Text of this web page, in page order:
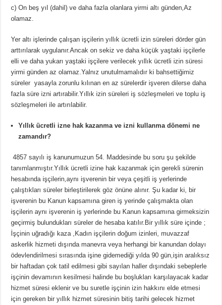
c) On beş yıl (dahil) ve daha fazla olanlara yirmi altı günden,Az
olamaz.
Yer altı işlerinde çalışan işçilerin yıllık ücretli izin süreleri dörder gün
arttırılarak uygulanır.Ancak on sekiz ve daha küçük yaştaki işçilerle
elli ve daha yukarı yaştaki işçilere verilecek yıllık ücretli izin süresi
yirmi günden az olamaz.Yalnız unutulmamalıdır ki bahsettiğimiz
süreler yasayla zorunlu kılınan en az sürelerdir işveren dilerse daha
fazla süre izni artırabilir.Yıllık izin süreleri iş sözleşmeleri ve toplu iş
sözleşmeleri ile artırılabilir.
Yıllık ücretli izne hak kazanma ve izni kullanma dönemi ne
zamandır?
4857 sayılı iş kanunumuzun 54. Maddesinde bu soru şu şekilde
tanımlanmıştır.Yıllık ücretli izine hak kazanmak için gerekli sürenin
hesabında işçilerin,aynı işverenin bir veya çeşitli iş yerlerinde
çalıştıkları süreler birleştirilerek göz önüne alınır. Şu kadar ki, bir
işverenin bu Kanun kapsamına giren iş yerinde çalışmakta olan
işçilerin aynı işverenin iş yerlerinde bu Kanun kapsamına girmeksizin
geçirmiş bulundukları süreler de hesaba katılır.Bir yıllık süre içinde ;
İşçinin uğradığı kaza ,Kadın işçilerin doğum izinleri, muvazzaf
askerlik hizmeti dışında manevra veya herhangi bir kanundan dolayı
ödevlendirilmesi sırasında işine gidemediği yılda 90 gün,işin aralıksız
bir haftadan çok tatil edilmesi gibi sayılan haller dışındaki sebeplerle
işçinin devamının kesilmesi halinde bu boşlukları karşılayacak kadar
hizmet süresi eklenir ve bu suretle işçinin izin hakkını elde etmesi
için gereken bir yıllık hizmet süresinin bitiş tarihi gelecek hizmet